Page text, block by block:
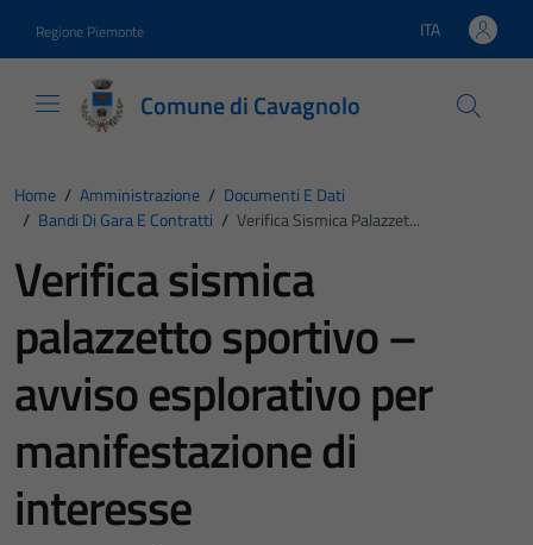
Regione Piemonte Lingua attiva:
ITA
Comune di Cavagnolo
Home / Amministrazione / Documenti E Dati
/ Bandi Di Gara E Contratti / Verifica Sismica Palazzet...
Verifica sismica
palazzetto sportivo –
avviso esplorativo per
manifestazione di
interesse